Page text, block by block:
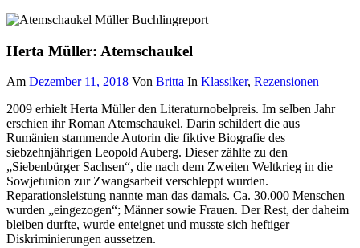
Herta Müller: Atemschaukel
Am Dezember 11, 2018 Von Britta In Klassiker, Rezensionen
2009 erhielt Herta Müller den Literaturnobelpreis. Im selben Jahr
erschien ihr Roman Atemschaukel. Darin schildert die aus
Rumänien stammende Autorin die fiktive Biografie des
siebzehnjährigen Leopold Auberg. Dieser zählte zu den
„Siebenbürger Sachsen“, die nach dem Zweiten Weltkrieg in die
Sowjetunion zur Zwangsarbeit verschleppt wurden.
Reparationsleistung nannte man das damals. Ca. 30.000 Menschen
wurden „eingezogen“; Männer sowie Frauen. Der Rest, der daheim
bleiben durfte, wurde enteignet und musste sich heftiger
Diskriminierungen aussetzen.